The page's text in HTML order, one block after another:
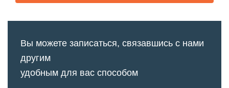
Вы можете записаться, связавшись с нами
другим
удобным для вас способом